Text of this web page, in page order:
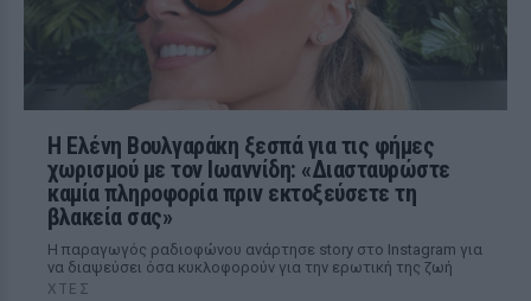
Η Ελένη Βουλγαράκη ξεσπά για τις φήμες
χωρισμού με τον Ιωαννίδη: «Διασταυρώστε
καμία πληροφορία πριν εκτοξεύσετε τη
βλακεία σας»
Η παραγωγός ραδιοφώνου ανάρτησε story στο Instagram για
να διαψεύσει όσα κυκλοφορούν για την ερωτική της ζωή
ΧΤΕΣ